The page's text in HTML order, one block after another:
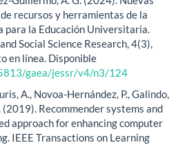
recursos y herramientas de la
para la Educación Universitaria.
Social Science Research, 4(3),
en línea. Disponible
gaea/jessr/v4/n3/124
A., Novoa-Hernández, P., Galindo,
(2019). Recommender systems and
approach for enhancing computer
IEEE Transactions on Learning